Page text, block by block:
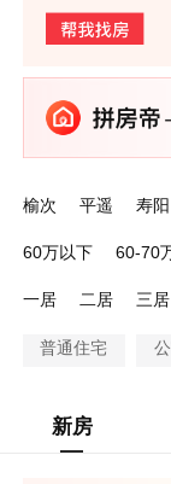
榆次 平遥 寿阳
60万以下
60-70
一居
二居 三居
普通住宅
新房